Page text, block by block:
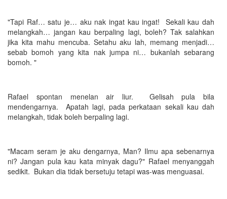
"Tapi Raf… satu je… aku nak ingat kau ingat! Sekali kau dah
melangkah… jangan kau berpaling lagi, boleh? Tak salahkan
jika kita mahu mencuba. Setahu aku lah, memang menjadi…
sebab bomoh yang kita nak jumpa ni… bukanlah sebarang
bomoh. "
Rafael spontan menelan air liur. Gelisah pula bila
mendengarnya. Apatah lagi, pada perkataan sekali kau dah
melangkah, tidak boleh berpaling lagi.
"Macam seram je aku dengarnya, Man? Ilmu apa sebenarnya
ni? Jangan pula kau kata minyak dagu?" Rafael menyanggah
sedikit. Bukan dia tidak bersetuju tetapi was-was menguasai.